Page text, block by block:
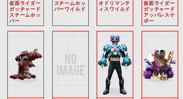
仮面ライダー
ガッチャード
スチームホッ
パー
スチームホッ
パーワイルド
オドリマンテ
ィスワイルド
仮面ライダー
ガッチャード
アッパレスケ
ボー